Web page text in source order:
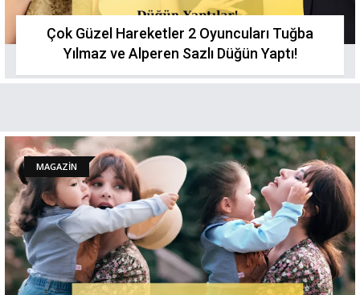
Çok Güzel Hareketler 2 Oyuncuları Tuğba
Yılmaz ve Alperen Sazlı Düğün Yaptı!
MAGAZİN